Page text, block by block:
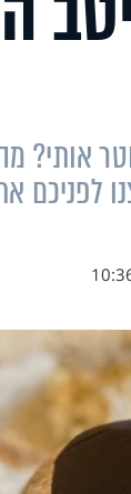
לפניכם